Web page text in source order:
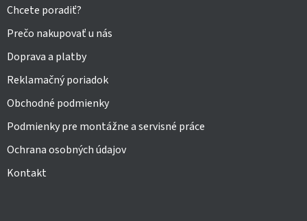
Chcete poradiť?
Prečo nakupovať u nás
Doprava a platby
Reklamačný poriadok
Obchodné podmienky
Podmienky pre montážne a servisné práce
Ochrana osobných údajov
Kontakt